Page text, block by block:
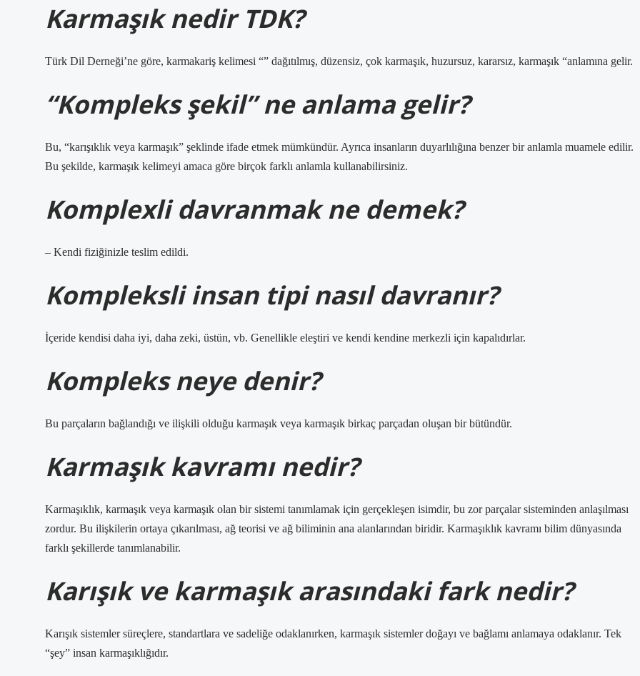
Karmaşık nedir TDK?
Türk Dil Derneği’ne göre, karmakariş kelimesi “” dağıtılmış, düzensiz, çok karmaşık, huzursuz, kararsız, karmaşık “anlamına gelir.
“Kompleks şekil” ne anlama gelir?
Bu, “karışıklık veya karmaşık” şeklinde ifade etmek mümkündür. Ayrıca insanların duyarlılığına benzer bir anlamla muamele edilir.
Bu şekilde, karmaşık kelimeyi amaca göre birçok farklı anlamla kullanabilirsiniz.
Komplexli davranmak ne demek?
– Kendi fiziğinizle teslim edildi.
Kompleksli insan tipi nasıl davranır?
İçeride kendisi daha iyi, daha zeki, üstün, vb. Genellikle eleştiri ve kendi kendine merkezli için kapalıdırlar.
Kompleks neye denir?
Bu parçaların bağlandığı ve ilişkili olduğu karmaşık veya karmaşık birkaç parçadan oluşan bir bütündür.
Karmaşık kavramı nedir?
Karmaşıklık, karmaşık veya karmaşık olan bir sistemi tanımlamak için gerçekleşen isimdir, bu zor parçalar sisteminden anlaşılması
zordur. Bu ilişkilerin ortaya çıkarılması, ağ teorisi ve ağ biliminin ana alanlarından biridir. Karmaşıklık kavramı bilim dünyasında
farklı şekillerde tanımlanabilir.
Karışık ve karmaşık arasındaki fark nedir?
Karışık sistemler süreçlere, standartlara ve sadeliğe odaklanırken, karmaşık sistemler doğayı ve bağlamı anlamaya odaklanır. Tek
“şey” insan karmaşıklığıdır.